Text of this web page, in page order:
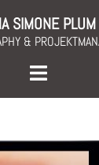
SIMONE PLUM
&
Toggle
menu